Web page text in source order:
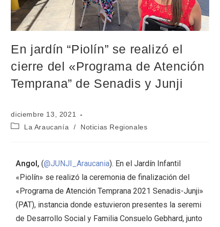
En jardín “Piolín” se realizó el
cierre del «Programa de Atención
Temprana” de Senadis y Junji
diciembre 13, 2021
La Araucanía
/ Noticias Regionales
Angol, (@JUNJI_Araucania). En el Jardín Infantil
«Piolín» se realizó la ceremonia de finalización del
«Programa de Atención Temprana 2021 Senadis-Junji»
(PAT), instancia donde estuvieron presentes la seremi
de Desarrollo Social y Familia Consuelo Gebhard, junto